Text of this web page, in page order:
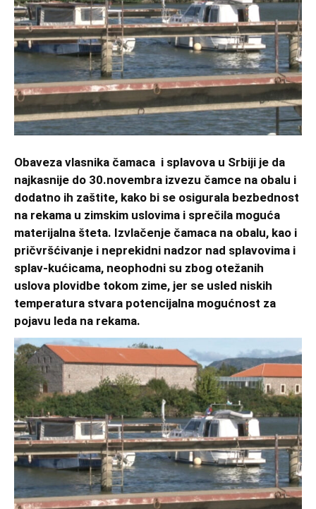
Obaveza vlasnika čamaca i splavova u Srbiji je da
najkasnije do 30.novembra izvezu čamce na obalu i
dodatno ih zaštite, kako bi se osigurala bezbednost
na rekama u zimskim uslovima i sprečila moguća
materijalna šteta. Izvlačenje čamaca na obalu, kao i
pričvršćivanje i neprekidni nadzor nad splavovima i
splav-kućicama, neophodni su zbog otežanih
uslova plovidbe tokom zime, jer se usled niskih
temperatura stvara potencijalna mogućnost za
pojavu leda na rekama.